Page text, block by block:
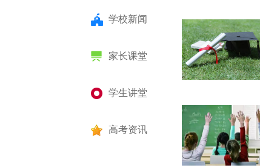
学校新闻
家长课堂
学生讲堂
高考资讯